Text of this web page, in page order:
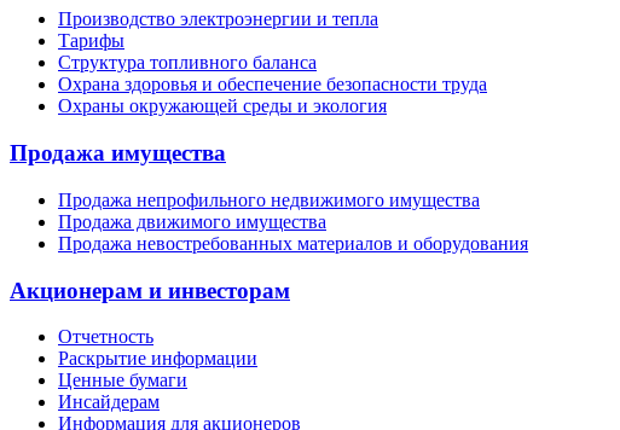
Производство электроэнергии и тепла
Тарифы
Структура топливного баланса
Охрана здоровья и обеспечение безопасности труда
Охраны окружающей среды и экология
Продажа имущества
Продажа непрофильного недвижимого имущества
Продажа движимого имущества
Продажа невостребованных материалов и оборудования
Акционерам и инвесторам
Отчетность
Раскрытие информации
Ценные бумаги
Инсайдерам
Информация для акционеров